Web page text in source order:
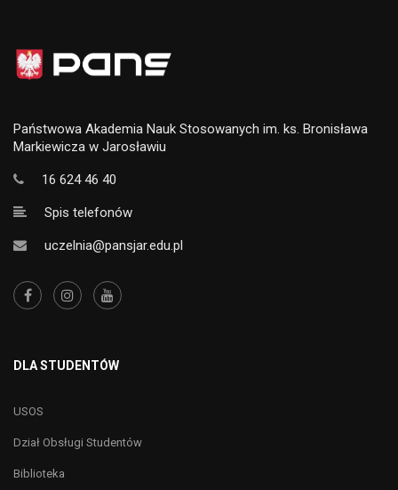
Państwowa Akademia Nauk Stosowanych im. ks. Bronisława
Markiewicza w Jarosławiu
16 624 46 40
Spis telefonów
uczelnia@pansjar.edu.pl
DLA STUDENTÓW
USOS
Dział Obsługi Studentów
Biblioteka